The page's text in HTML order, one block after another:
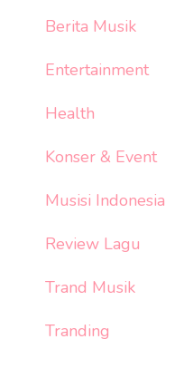
Berita Musik
Entertainment
Health
Konser & Event
Musisi Indonesia
Review Lagu
Trand Musik
Tranding